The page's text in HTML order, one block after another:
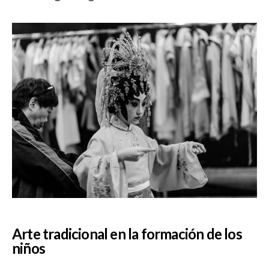
Arte tradicional en la formación de los
niños